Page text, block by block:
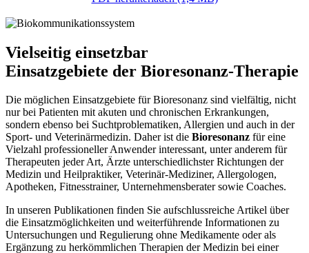
Vielseitig einsetzbar
Einsatzgebiete der Bioresonanz-Therapie
Die möglichen Einsatzgebiete für Bioresonanz sind vielfältig, nicht
nur bei Patienten mit akuten und chronischen Erkrankungen,
sondern ebenso bei Suchtproblematiken, Allergien und auch in der
Sport- und Veterinärmedizin. Daher ist die Bioresonanz für eine
Vielzahl professioneller Anwender interessant, unter anderem für
Therapeuten jeder Art, Ärzte unterschiedlichster Richtungen der
Medizin und Heilpraktiker, Veterinär-Mediziner, Allergologen,
Apotheken, Fitnesstrainer, Unternehmensberater sowie Coaches.
In unseren Publikationen finden Sie aufschlussreiche Artikel über
die Einsatzmöglichkeiten und weiterführende Informationen zu
Untersuchungen und Regulierung ohne Medikamente oder als
Ergänzung zu herkömmlichen Therapien der Medizin bei einer